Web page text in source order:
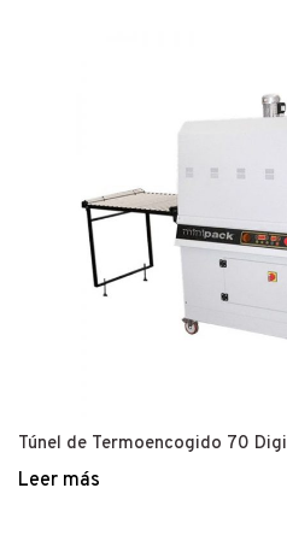
Túnel de Termoencogido 70
Leer más